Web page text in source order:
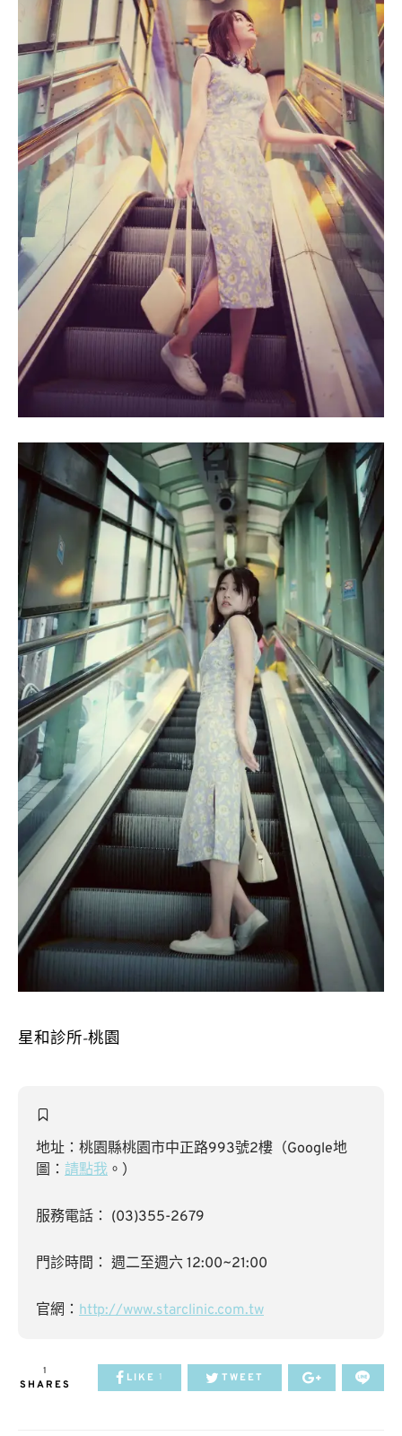
星和診所-桃園
地址：桃園縣桃園市中正路993號2樓（Google地
圖： 請點我 。）
服務電話： (03)355-2679
門診時間： 週二至週六 12:00~21:00
官網： http://www.starclinic.com.tw
1
SHARES
LIKE 1 TWEET